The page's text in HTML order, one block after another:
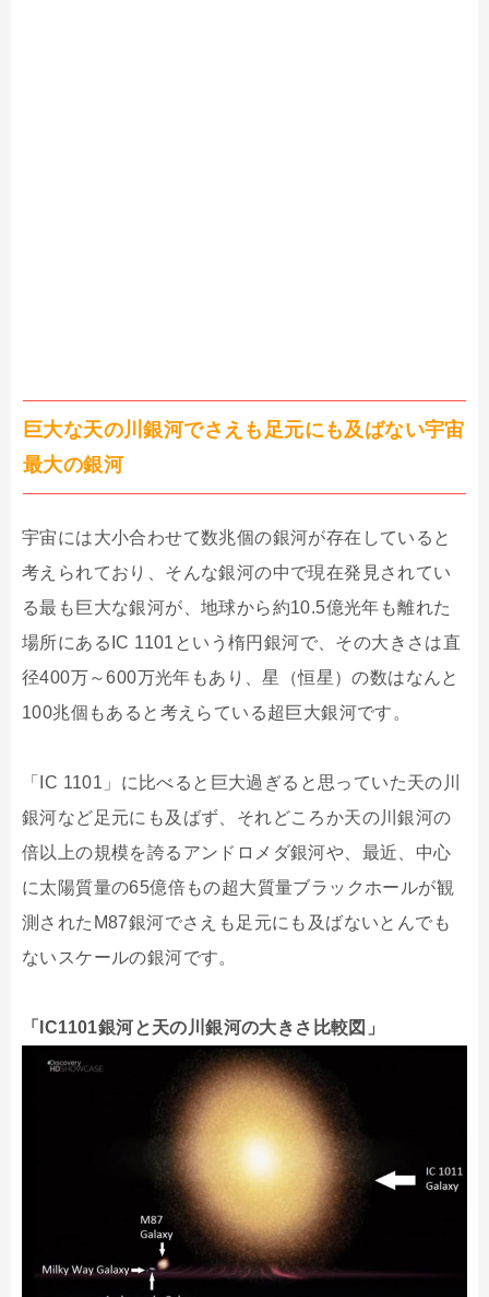
巨大な天の川銀河でさえも足元にも及ばない宇宙
最大の銀河
宇宙には大小合わせて数兆個の銀河が存在していると
考えられており、そんな銀河の中で現在発見されてい
る最も巨大な銀河が、地球から約10.5億光年も離れた
場所にあるIC 1101という楕円銀河で、その大きさは直
径400万～600万光年もあり、星（恒星）の数はなんと
100兆個もあると考えらている超巨大銀河です。
「IC 1101」に比べると巨大過ぎると思っていた天の川
銀河など足元にも及ばず、それどころか天の川銀河の
倍以上の規模を誇るアンドロメダ銀河や、最近、中心
に太陽質量の65億倍もの超大質量ブラックホールが観
測されたM87銀河でさえも足元にも及ばないとんでも
ないスケールの銀河です。
「IC1101銀河と天の川銀河の大きさ比較図」